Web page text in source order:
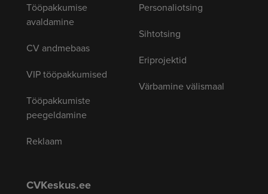
Tööpakkumise
avaldamine
CV andmebaas
VIP tööpakkumised
Tööpakkumiste
peegeldamine
Reklaam
Personaliotsing
Sihtotsing
Eriprojektid
Värbamine välismaal
CVKeskus.ee